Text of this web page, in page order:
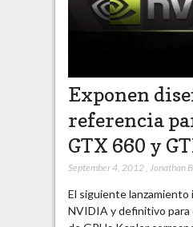
Exponen
referencia
GTX 660 y
September 4, 2012, Jonathan
El siguiente
NVIDIA y definitivo para